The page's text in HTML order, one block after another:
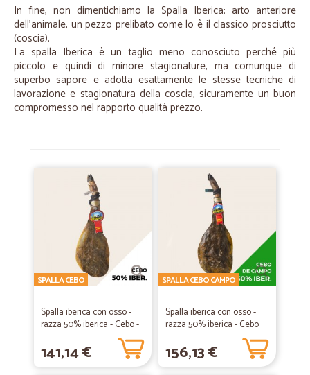
In fine, non dimentichiamo la Spalla Iberica: arto anteriore
dell’animale, un pezzo prelibato come lo è il classico prosciutto
(coscia).
La spalla Iberica è un taglio meno conosciuto perché più
piccolo e quindi di minore stagionature, ma comunque di
superbo sapore e adotta esattamente le stesse tecniche di
lavorazione e stagionatura della coscia, sicuramente un buon
compromesso nel rapporto qualità prezzo.
Spalla iberica con osso -
razza 50% iberica - Cebo -
SPALLA CEBO
141,14 €
Spalla iberica con osso -
razza 50% iberica - Cebo
SPALLA CEBO CAMPO
156,13 €